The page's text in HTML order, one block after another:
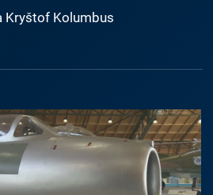
Kryštof Kolumbus